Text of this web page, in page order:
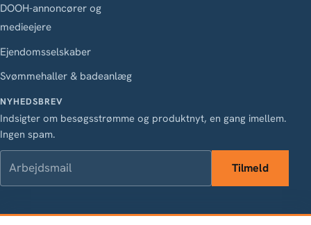
DOOH-annoncører og
medieejere
Ejendomsselskaber
Svømmehaller & badeanlæg
NYHEDSBREV
Indsigter om besøgsstrømme og produktnyt, en gang imellem.
Ingen spam.
Tilmeld